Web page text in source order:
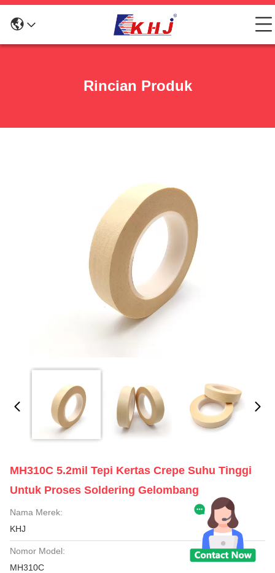
Rincian Produk
MH310C 5.2mil Tepi Kertas Crepe Suhu Tinggi
Untuk Proses Soldering Gelombang
Nama Merek:
KHJ
Nomor Model:
MH310C